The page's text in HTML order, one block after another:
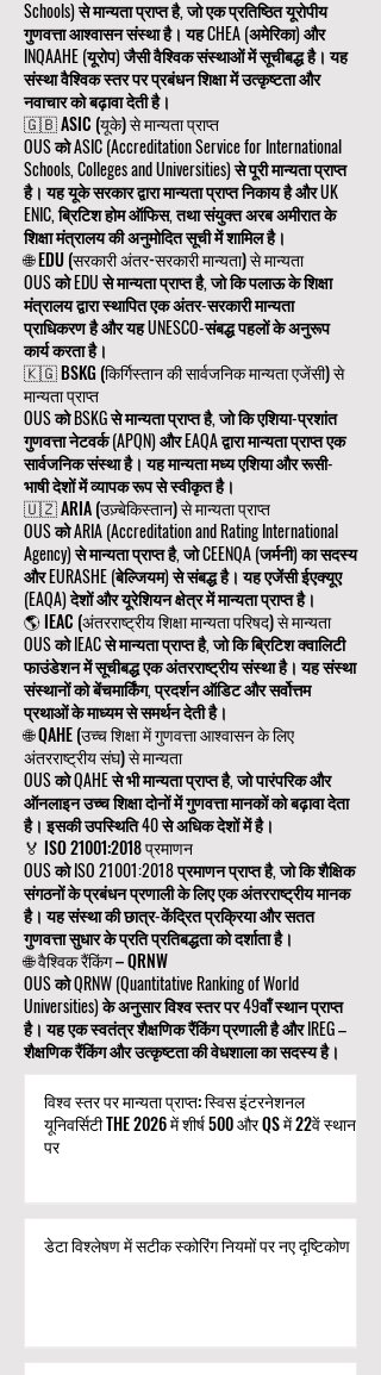
Schools) से मान्यता प्राप्त है, जो एक प्रतिष्ठित यूरोपीय
गुणवत्ता आश्वासन संस्था है। यह CHEA (अमेरिका) और
INQAAHE (यूरोप) जैसी वैश्विक संस्थाओं में सूचीबद्ध है। यह
संस्था वैश्विक स्तर पर प्रबंधन शिक्षा में उत्कृष्टता और
नवाचार को बढ़ावा देती है।
🇬🇧 ASIC (यूके) से मान्यता प्राप्त
OUS को ASIC (Accreditation Service for International
Schools, Colleges and Universities) से पूरी मान्यता प्राप्त
है। यह यूके सरकार द्वारा मान्यता प्राप्त निकाय है और UK
ENIC, ब्रिटिश होम ऑफिस, तथा संयुक्त अरब अमीरात के
शिक्षा मंत्रालय की अनुमोदित सूची में शामिल है।
🌐 EDU (सरकारी अंतर-सरकारी मान्यता) से मान्यता
OUS को EDU से मान्यता प्राप्त है, जो कि पलाऊ के शिक्षा
मंत्रालय द्वारा स्थापित एक अंतर-सरकारी मान्यता
प्राधिकरण है और यह UNESCO-संबद्ध पहलों के अनुरूप
कार्य करता है।
🇰🇬 BSKG (किर्गिस्तान की सार्वजनिक मान्यता एजेंसी) से
मान्यता प्राप्त
OUS को BSKG से मान्यता प्राप्त है, जो कि एशिया-प्रशांत
गुणवत्ता नेटवर्क (APQN) और EAQA द्वारा मान्यता प्राप्त एक
सार्वजनिक संस्था है। यह मान्यता मध्य एशिया और रूसी-
भाषी देशों में व्यापक रूप से स्वीकृत है।
🇺🇿 ARIA (उज़्बेकिस्तान) से मान्यता प्राप्त
OUS को ARIA (Accreditation and Rating International
Agency) से मान्यता प्राप्त है, जो CEENQA (जर्मनी) का सदस्य
और EURASHE (बेल्जियम) से संबद्ध है। यह एजेंसी ईएक्यूए
(EAQA) देशों और यूरेशियन क्षेत्र में मान्यता प्राप्त है।
🌎 IEAC (अंतरराष्ट्रीय शिक्षा मान्यता परिषद) से मान्यता
OUS को IEAC से मान्यता प्राप्त है, जो कि ब्रिटिश क्वालिटी
फाउंडेशन में सूचीबद्ध एक अंतरराष्ट्रीय संस्था है। यह संस्था
संस्थानों को बेंचमार्किंग, प्रदर्शन ऑडिट और सर्वोत्तम
प्रथाओं के माध्यम से समर्थन देती है।
🌐 QAHE (उच्च शिक्षा में गुणवत्ता आश्वासन के लिए
अंतरराष्ट्रीय संघ) से मान्यता
OUS को QAHE से भी मान्यता प्राप्त है, जो पारंपरिक और
ऑनलाइन उच्च शिक्षा दोनों में गुणवत्ता मानकों को बढ़ावा देता
है। इसकी उपस्थिति 40 से अधिक देशों में है।
🏅 ISO 21001:2018 प्रमाणन
OUS को ISO 21001:2018 प्रमाणन प्राप्त है, जो कि शैक्षिक
संगठनों के प्रबंधन प्रणाली के लिए एक अंतरराष्ट्रीय मानक
है। यह संस्था की छात्र-केंद्रित प्रक्रिया और सतत
गुणवत्ता सुधार के प्रति प्रतिबद्धता को दर्शाता है।
🌐 वैश्विक रैंकिंग – QRNW
OUS को QRNW (Quantitative Ranking of World
Universities) के अनुसार विश्व स्तर पर 49वाँ स्थान प्राप्त
है। यह एक स्वतंत्र शैक्षणिक रैंकिंग प्रणाली है और IREG –
शैक्षणिक रैंकिंग और उत्कृष्टता की वेधशाला का सदस्य है।
विश्व स्तर पर मान्यता प्राप्त: स्विस इंटरनेशनल
यूनिवर्सिटी THE 2026 में शीर्ष 500 और QS में 22वें स्थान
पर
डेटा विश्लेषण में सटीक स्कोरिंग नियमों पर नए दृष्टिकोण